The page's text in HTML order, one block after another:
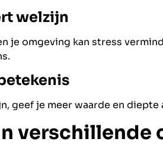
welzijn
je omgeving kan stress
geef je meer waarde en diepte
verschillende